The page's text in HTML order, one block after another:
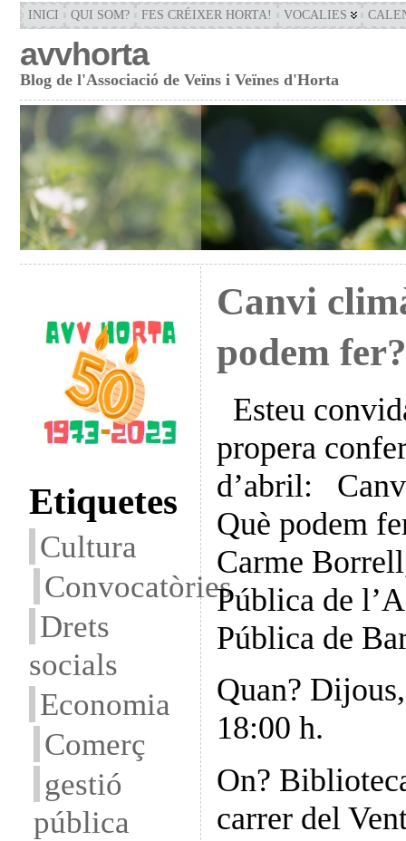
INICI QUI SOM? FES CRÉIXER HORTA! VOCALIES
avvhorta
Blog de l'Associació de Veïns i Veïnes d'Horta
Etiquetes
Cultura
Convocatòries
Drets
socials
Economia
Comerç
gestió
pública
Canvi
podem fer?
Esteu
propera
d’abril:
Què podem
Carme
Pública de
Pública de
Quan?
18:00 h.
On?
carrer del